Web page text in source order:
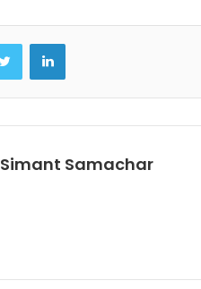
Simant Samachar